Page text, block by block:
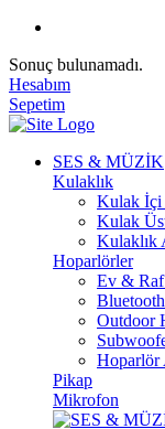
Sonuç bulunamadı.
Hesabım
Sepetim
SES & MÜZİK
Kulaklık
Kulak İçi
Kulak
Kulaklık
Hoparlörler
Ev &
Outdoor
Hoparlör
Pikap
Mikrofon